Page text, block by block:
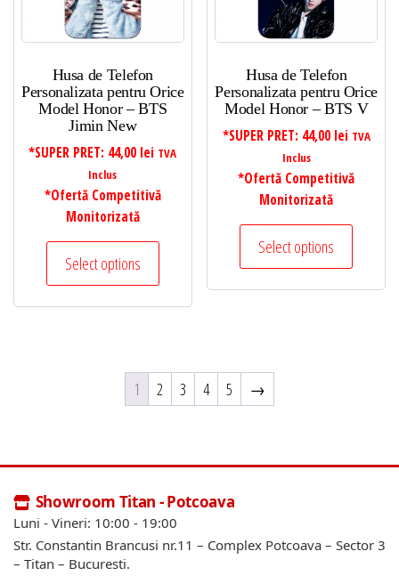
Husa de Telefon
Personalizata pentru Orice
Model Honor – BTS
Jimin New
*SUPER PRET: 44,00 lei TVA
Inclus
*Ofertă Competitivă
Monitorizată
Select options
Husa de Telefon
Personalizata pentru Orice
Model Honor – BTS V
*SUPER PRET: 44,00 lei TVA
Inclus
*Ofertă Competitivă
Monitorizată
Select options
1 2 3 4 5 →
Showroom Titan - Potcoava
Luni - Vineri: 10:00 - 19:00
Str. Constantin Brancusi nr.11 – Complex Potcoava – Sector 3
– Titan – Bucuresti.